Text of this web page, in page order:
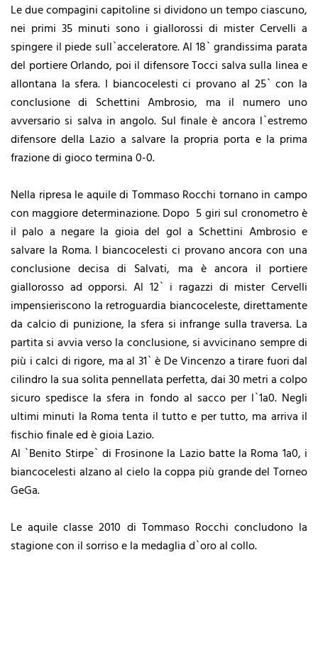
Le due compagini capitoline si dividono un tempo ciascuno,
nei primi 35 minuti sono i giallorossi di mister Cervelli a
spingere il piede sull`acceleratore. Al 18` grandissima parata
del portiere Orlando, poi il difensore Tocci salva sulla linea e
allontana la sfera. I biancocelesti ci provano al 25` con la
conclusione di Schettini Ambrosio, ma il numero uno
avversario si salva in angolo. Sul finale è ancora l`estremo
difensore della Lazio a salvare la propria porta e la prima
frazione di gioco termina 0-0.
Nella ripresa le aquile di Tommaso Rocchi tornano in campo
con maggiore determinazione. Dopo 5 giri sul cronometro è
il palo a negare la gioia del gol a Schettini Ambrosio e
salvare la Roma. I biancocelesti ci provano ancora con una
conclusione decisa di Salvati, ma è ancora il portiere
giallorosso ad opporsi. Al 12` i ragazzi di mister Cervelli
impensieriscono la retroguardia biancoceleste, direttamente
da calcio di punizione, la sfera si infrange sulla traversa. La
partita si avvia verso la conclusione, si avvicinano sempre di
più i calci di rigore, ma al 31` è De Vincenzo a tirare fuori dal
cilindro la sua solita pennellata perfetta, dai 30 metri a colpo
sicuro spedisce la sfera in fondo al sacco per l`1a0. Negli
ultimi minuti la Roma tenta il tutto e per tutto, ma arriva il
fischio finale ed è gioia Lazio.
Al `Benito Stirpe` di Frosinone la Lazio batte la Roma 1a0, i
biancocelesti alzano al cielo la coppa più grande del Torneo
GeGa.
Le aquile classe 2010 di Tommaso Rocchi concludono la
stagione con il sorriso e la medaglia d`oro al collo.